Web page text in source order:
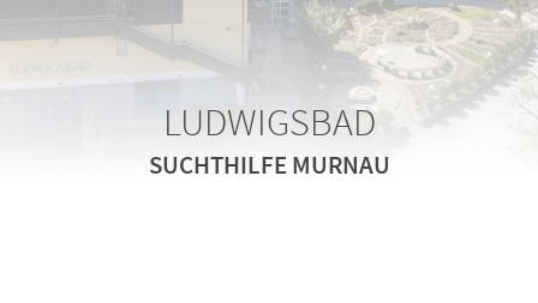
LUDWIGSBAD
SUCHTHILFE MURNAU
LUDWIGSBAD
SUCHTHILFE MURNAU
LUDWIGSBAD
SUCHTHILFE MURNAU